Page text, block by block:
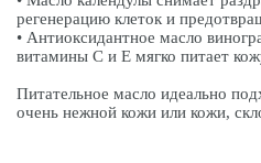
регенерацию клеток и
• Антиоксидантное масло
витамины C и E мягко питает
Питательное масло идеально
очень нежной кожи или кожи,